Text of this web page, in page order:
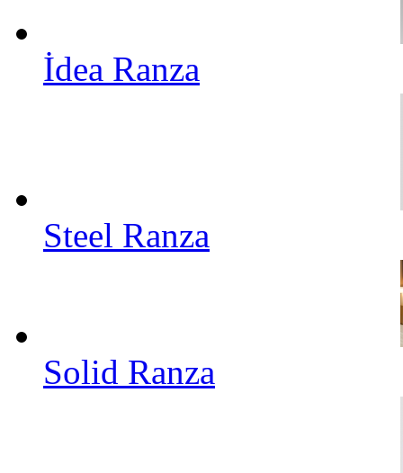
İdea Ranza
Steel Ranza
Solid Ranza